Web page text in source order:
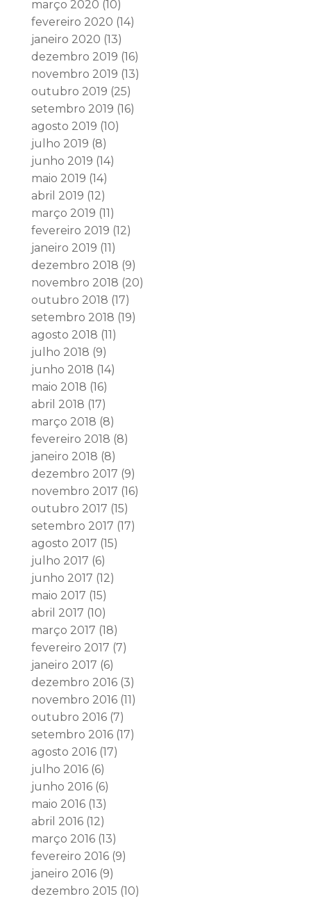
março 2020 (10)
fevereiro 2020 (14)
janeiro 2020 (13)
dezembro 2019 (16)
novembro 2019 (13)
outubro 2019 (25)
setembro 2019 (16)
agosto 2019 (10)
julho 2019 (8)
junho 2019 (14)
maio 2019 (14)
abril 2019 (12)
março 2019 (11)
fevereiro 2019 (12)
janeiro 2019 (11)
dezembro 2018 (9)
novembro 2018 (20)
outubro 2018 (17)
setembro 2018 (19)
agosto 2018 (11)
julho 2018 (9)
junho 2018 (14)
maio 2018 (16)
abril 2018 (17)
março 2018 (8)
fevereiro 2018 (8)
janeiro 2018 (8)
dezembro 2017 (9)
novembro 2017 (16)
outubro 2017 (15)
setembro 2017 (17)
agosto 2017 (15)
julho 2017 (6)
junho 2017 (12)
maio 2017 (15)
abril 2017 (10)
março 2017 (18)
fevereiro 2017 (7)
janeiro 2017 (6)
dezembro 2016(3)
novembro 2016(11)
outubro 2016(7)
setembro 2016(17)
agosto 2016(17)
julho 2016(6)
junho 2016(6)
maio 2016(13)
abril 2016(12)
março 2016(13)
fevereiro 2016(9)
janeiro 2016(9)
dezembro 2015 (10)